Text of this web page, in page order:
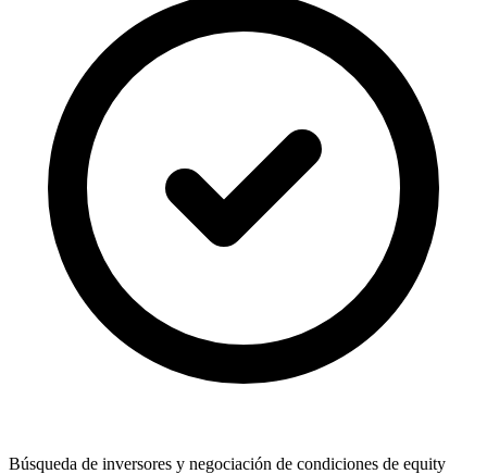
Búsqueda de inversores y negociación de condiciones de equity